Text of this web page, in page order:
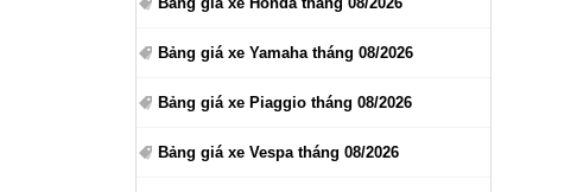
Bảng giá xe Yamaha tháng 08/2026
Bảng giá xe Piaggio tháng 08/2026
Bảng giá xe Vespa tháng 08/2026